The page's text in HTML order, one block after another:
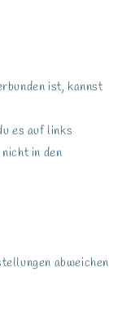
ist, kannst
es auf links
in den
abweichen